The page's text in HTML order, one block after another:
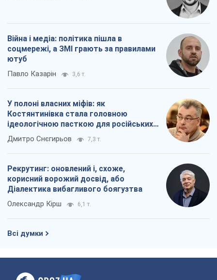
Війна і медіа: політика пішла в
соцмережі, а ЗМІ грають за правилами
ютуб
Павло Казарін 3,6 т.
У полоні власних міфів: як
Костянтинівка стала головною
ідеологічною пасткою для російських
окупантів
Дмитро Снєгирьов 7,3 т.
Рекрутинг: оновлений і, схоже,
корисний ворожий досвід, або
Діалектика вибагливого боягузтва
Олександр Кірш 6,1 т.
Всі думки